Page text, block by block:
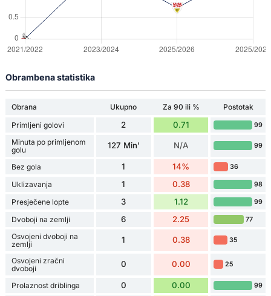
Obrambena statistika
Obrana Ukupno Za 90 ili %
Postotak
Primljeni golovi
2 0.71 99
Minuta po primljenom
golu
127 Min' N/A 99
Bez gola 1 14% 36
Uklizavanja 1 0.38 98
Presječene lopte 3 1.12 99
Dvoboji na zemlji 6 2.25 77
Osvojeni dvoboji na
zemlji
1 0.38 35
Osvojeni zračni
dvoboji
0 0.00 25
Prolaznost driblinga 0 0.00 99